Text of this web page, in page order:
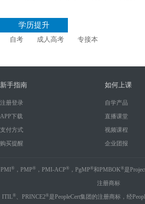
学历提升
自考 成人高考 专接本
新手指南
注册登录
APP下载
支付方式
购买提醒
如何上课
自学产品
直播课堂
视频课程
企业团报
PMI ®，PMP®，PMI-ACP®，PgMP®和PMBOK®是
注册商标
ITIL®、PRINCE2®是PeopleCert集团的注册商标，经